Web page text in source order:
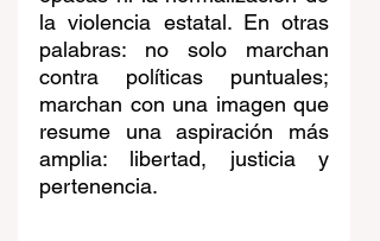
la violencia estatal. En otras
palabras: no solo marchan
contra políticas puntuales;
marchan con una imagen que
resume una aspiración más
amplia: libertad, justicia y
pertenencia.